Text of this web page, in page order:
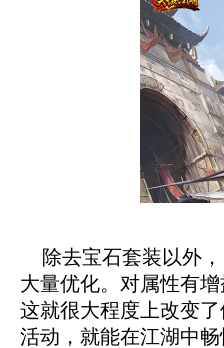
除去宝石套装以外，
大量优化。对属性有
这就很大程度上改变
活动，就能在江湖中